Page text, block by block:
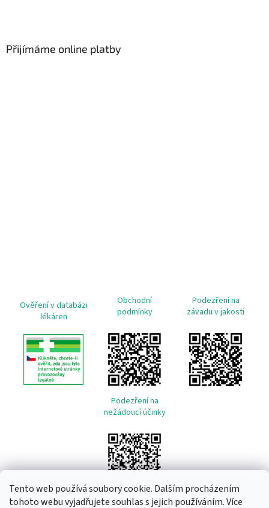
Tento web používá soubory cookie. Dalším procházením
tohoto webu vyjadřujete souhlas s jejich používáním. Více
Přijímáme online platby
Ověření v databázi
lékáren
Obchodní
podmínky
Podezření na
závadu v jakosti
Podezření na
nežádoucí účinky